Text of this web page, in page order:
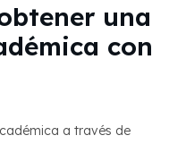
una
con
a través de